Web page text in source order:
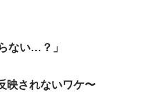
ない…？」
映されないワケ〜